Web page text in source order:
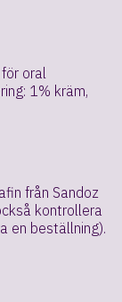
oral
1% kräm,
från Sandoz
kontrollera
en beställning).